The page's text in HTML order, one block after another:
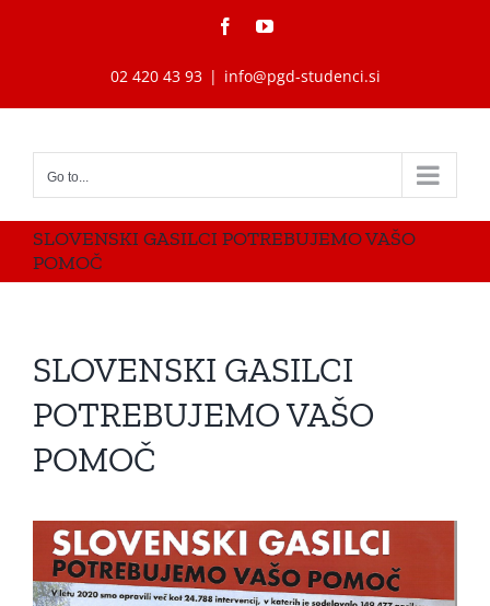
FacebookYouTube
02 420 43 93 | info@pgd-studenci.si
Go to...
SLOVENSKI GASILCI POTREBUJEMO VAŠO
POMOČ
SLOVENSKI GASILCI
POTREBUJEMO VAŠO
POMOČ